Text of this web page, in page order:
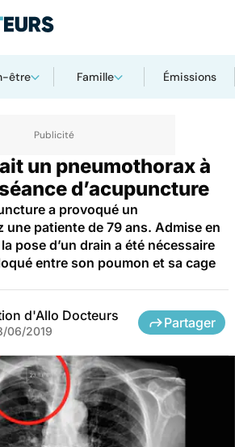
être Famille Émissions
un pneumothorax à
d’acupuncture
a provoqué un
une patiente de 79 ans. Admise en
pose d’un drain a été nécessaire
entre son poumon et sa cage
d'Allo Docteurs
06/2019
Partager